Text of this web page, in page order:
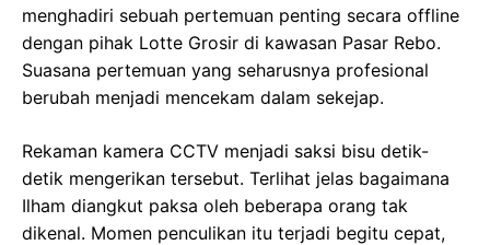
menghadiri sebuah pertemuan penting secara offline
dengan pihak Lotte Grosir di kawasan Pasar Rebo.
Suasana pertemuan yang seharusnya profesional
berubah menjadi mencekam dalam sekejap.
Rekaman kamera CCTV menjadi saksi bisu detik-
detik mengerikan tersebut. Terlihat jelas bagaimana
Ilham diangkut paksa oleh beberapa orang tak
dikenal. Momen penculikan itu terjadi begitu cepat,